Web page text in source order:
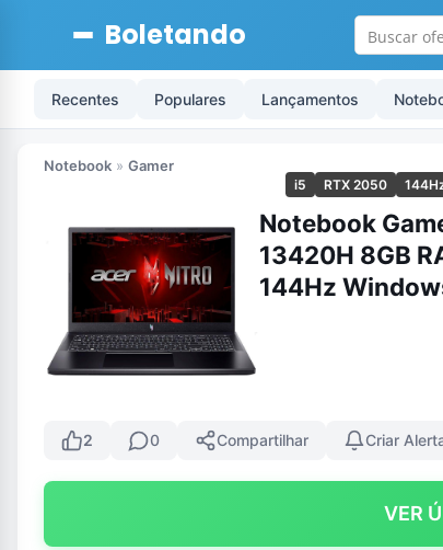
Boletando
Recentes Populares Lançamentos
Notebook » Gamer
i5 RTX 2050
Notebook
13420H 8GB
144Hz
2 0 Compartilhar Criar
VER